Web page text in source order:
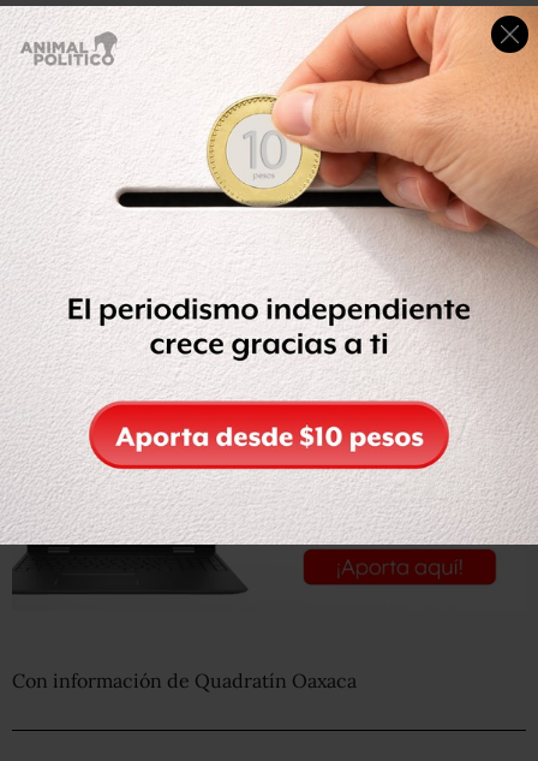
“Si, haremos ajustes a la nómina de 55 trabajadores para
no afectar el gasto corriente”, informó el también ex
candidato al gobierno de ese estado.
Finalmente Pérez Magaña adelantó que desde la
oposición, “darán gobernabilidad a Oaxaca”, que a partir
del 1 de diciembre será gobernado por el aliancista
Gabino Cué.
Con información de Quadratín Oaxaca